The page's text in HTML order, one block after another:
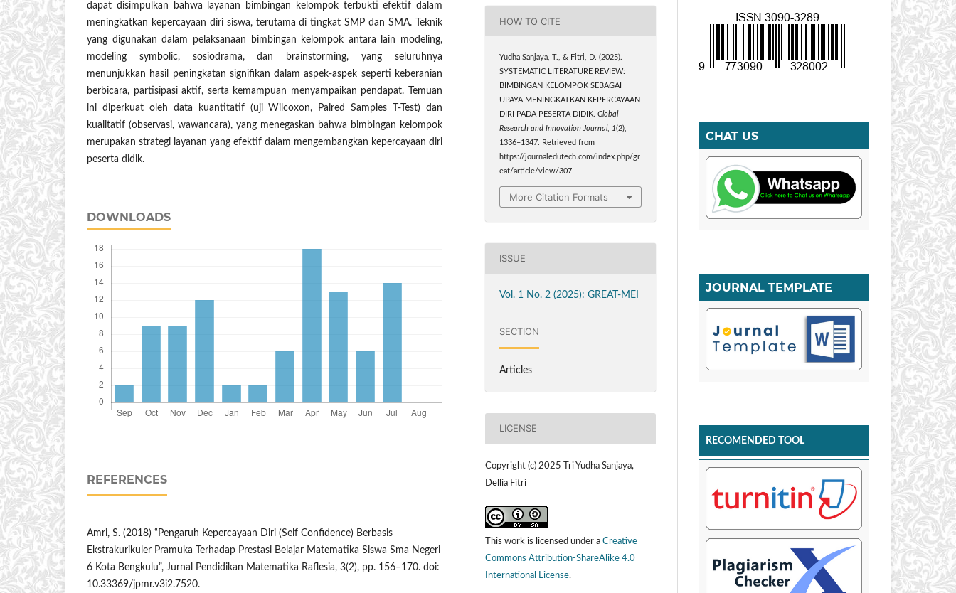
dapat disimpulkan bahwa layanan bimbingan kelompok terbukti efektif dalam
meningkatkan kepercayaan diri siswa, terutama di tingkat SMP dan SMA. Teknik
yang digunakan dalam pelaksanaan bimbingan kelompok antara lain modeling,
modeling symbolic, sosiodrama, dan brainstorming, yang seluruhnya
menunjukkan hasil peningkatan signifikan dalam aspek-aspek seperti keberanian
berbicara, partisipasi aktif, serta kemampuan menyampaikan pendapat. Temuan
ini diperkuat oleh data kuantitatif (uji Wilcoxon, Paired Samples T-Test) dan
kualitatif (observasi, wawancara), yang menegaskan bahwa bimbingan kelompok
merupakan strategi layanan yang efektif dalam mengembangkan kepercayaan diri
peserta didik.
DOWNLOADS
REFERENCES
Amri, S. (2018) “Pengaruh Kepercayaan Diri (Self Confidence) Berbasis
Ekstrakurikuler Pramuka Terhadap Prestasi Belajar Matematika Siswa Sma Negeri
6 Kota Bengkulu”, Jurnal Pendidikan Matematika Raflesia, 3(2), pp. 156–170. doi:
10.33369/jpmr.v3i2.7520.
HOW TO CITE
Yudha Sanjaya, T., & Fitri, D. (2025).
SYSTEMATIC LITERATURE REVIEW:
BIMBINGAN KELOMPOK SEBAGAI
UPAYA MENINGKATKAN KEPERCAYAAN
DIRI PADA PESERTA DIDIK.Global
Research and Innovation Journal, 1(2),
1336–1347. Retrieved from
https://journaledutech.com/index.php/gr
eat/article/view/307
More Citation Formats
ISSUE
Vol. 1 No. 2 (2025): GREAT-MEI
SECTION
Articles
LICENSE
Copyright (c) 2025 Tri Yudha Sanjaya,
Dellia Fitri
This work is licensed under a Creative
Commons Attribution-ShareAlike 4.0
International License.
CHAT US
JOURNAL TEMPLATE
RECOMENDED TOOL